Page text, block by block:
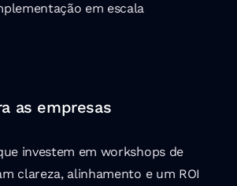
em escala
as empresas
investem em workshops de
clareza, alinhamento e um ROI